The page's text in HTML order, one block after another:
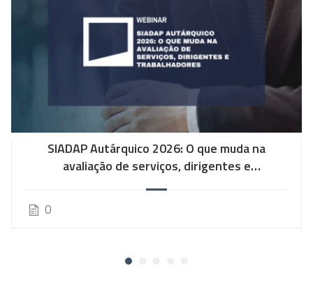
SIADAP Autárquico 2026: O que muda na
avaliação de serviços, dirigentes e
0